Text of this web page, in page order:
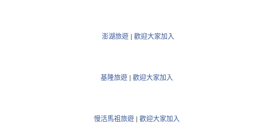
澎湖旅遊| 歡迎大家加入
基隆旅遊| 歡迎大家加入
慢活馬祖旅遊| 歡迎大家加入